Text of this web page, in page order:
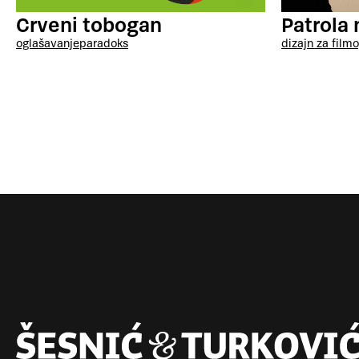
Crveni tobogan
oglašavanjeparadoks
Patrola
dizajn za film